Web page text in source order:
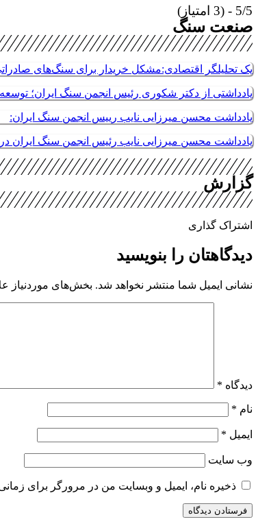
5/5 - (3 امتیاز)
صنعت سنگ
یک تحلیلگر اقتصادی:مشکل خریدار برای سنگ‌های
یادداشتی از دکتر شکوری رئیس انجمن سنگ ایران؛ توسعه
یادداشت محسن میرزایی نایب رییس انجمن سنگ ایران:
یادداشت محسن میرزایی نایب رئیس انجمن سنگ ایران
گزارش
اشتراک گذاری
دیدگاهتان را بنویسید
نشانی ایمیل شما منتشر نخواهد شد. بخش‌های موردنیاز
دیدگاه *
نام *
ایمیل *
وب‌ سایت
ذخیره نام، ایمیل و وبسایت من در مرورگر برای